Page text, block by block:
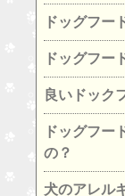
ドッグフー
ドッグフー
良いドック
ドッグフー
の？
犬のアレル